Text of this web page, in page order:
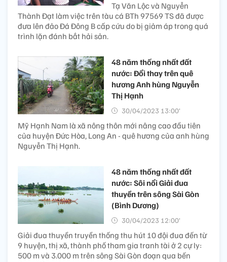
Tạ Văn Lộc và Nguyễn
Thành Đạt làm việc trên tàu cá BTh 97569 TS đã được
đưa lên đảo Đá Đông B cấp cứu do bị giảm áp trong quá
trình lặn đánh bắt hải sản.
48 năm thống nhất đất
nước: Đổi thay trên quê
hương Anh hùng Nguyễn
Thị Hạnh
30/04/2023 13:00’
Mỹ Hạnh Nam là xã nông thôn mới nâng cao đầu tiên
của huyện Đức Hòa, Long An - quê hương của anh hùng
Nguyễn Thị Hạnh.
48 năm thống nhất đất
nước: Sôi nổi Giải đua
thuyền trên sông Sài Gòn
(Bình Dương)
30/04/2023 12:00’
Giải đua thuyền truyền thống thu hút 10 đội đua đến từ
9 huyện, thị xã, thành phố tham gia tranh tài ở 2 cự ly:
500 m và 3.000 m trên sông Sài Gòn đoạn qua bến